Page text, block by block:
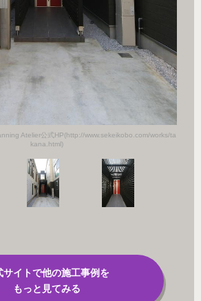
Atelier公式HP(http://www.sekeikobo.com/works/ta
kana.html)
サイトで他の施工事例を
もっと見てみる